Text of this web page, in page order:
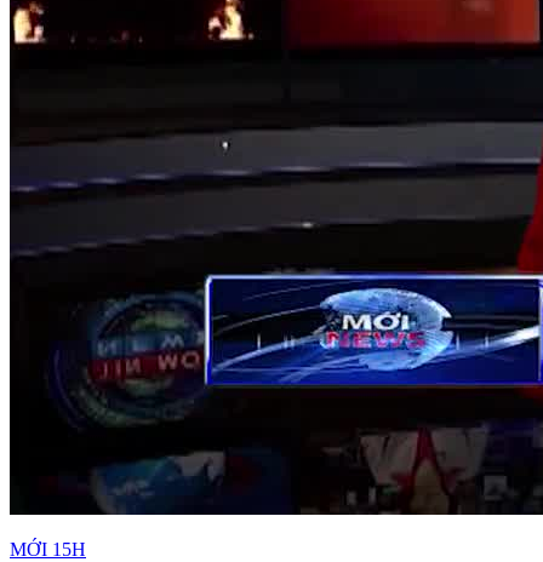
MỚI 15H